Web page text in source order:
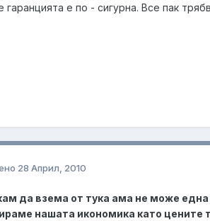
гаранцията е по - сигурна. Все пак
28 Април, 2010
да взема от тука ама не може
нашата икономика като цените